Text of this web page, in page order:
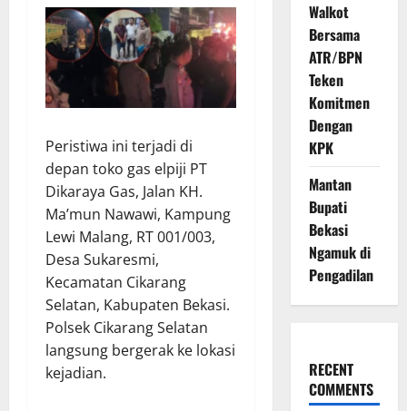
Peristiwa ini terjadi di
depan toko gas elpiji PT
Dikaraya Gas, Jalan KH.
Ma’mun Nawawi, Kampung
Lewi Malang, RT 001/003,
Desa Sukaresmi,
Kecamatan Cikarang
Selatan, Kabupaten Bekasi.
Polsek Cikarang Selatan
langsung bergerak ke lokasi
kejadian.
Walkot
Bersama
ATR/BPN
Teken
Komitmen
Dengan
KPK
Mantan
Bupati
Bekasi
Ngamuk di
Pengadilan
RECENT
COMMENTS